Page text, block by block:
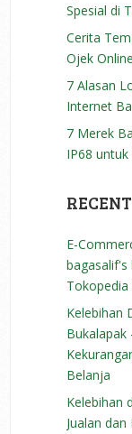
Spesial di
Cerita
Ojek Online
7 Alasan
Internet
7 Merek
IP68
E-
bagasalif's
Tokopedia
Kelebihan
Bukalapak
Belanja
Kelebihan
Jualan